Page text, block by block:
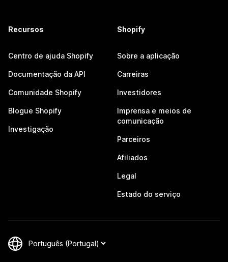
Recursos
Centro de ajuda Shopify
Documentação da API
Comunidade Shopify
Blogue Shopify
Investigação
Shopify
Sobre a aplicação
Carreiras
Investidores
Imprensa e meios de
comunicação
Parceiros
Afiliados
Legal
Estado do serviço